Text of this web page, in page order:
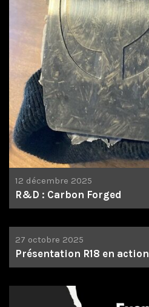
12 décembre 2025
R&D : Carbon Forged
27 octobre 2025
Présentation R18 en action